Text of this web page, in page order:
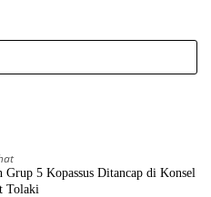
Grup 5 Kopassus Ditancap di Konsel
Tolaki